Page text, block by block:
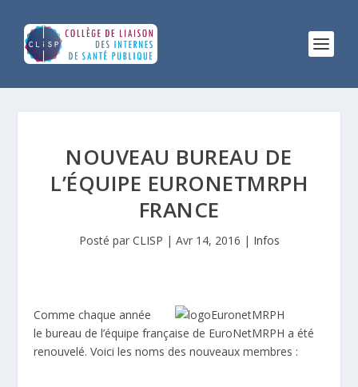
NOUVEAU BUREAU DE
L’ÉQUIPE EURONETMRPH
FRANCE
Posté par CLISP | Avr 14, 2016 | Infos
Comme chaque année
le bureau de l’équipe française de EuroNetMRPH a été
renouvelé. Voici les noms des nouveaux membres :